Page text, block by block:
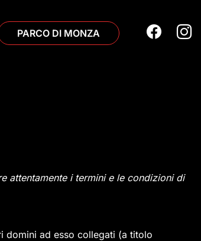
PARCO DI MONZA
attentamente i termini e le condizioni di
domini ad esso collegati (a titolo